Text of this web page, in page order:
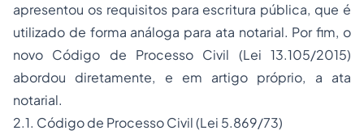
apresentou os requisitos para escritura pública, que é
utilizado de forma análoga para ata notarial. Por fim, o
novo Código de Processo Civil (Lei 13.105/2015)
abordou diretamente, e em artigo próprio, a ata
notarial.
2.1. Código de Processo Civil (Lei 5.869/73)